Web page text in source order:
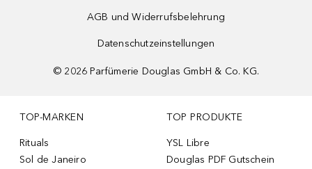
AGB und Widerrufsbelehrung
Datenschutzeinstellungen
© 2026 Parfümerie Douglas GmbH & Co. KG.
TOP-MARKEN
Rituals
Sol de Janeiro
TOP PRODUKTE
YSL Libre
Douglas PDF Gutschein